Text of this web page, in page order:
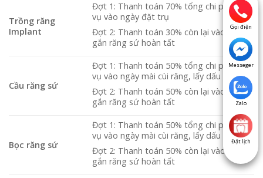
Trồng răng
Implant
Đợt 1: Thanh toán 70% tổng chi phí dịch
vụ vào ngày đặt trụ
Đợt 2: Thanh toán 30% còn lại vào ngày
gắn răng sứ hoàn tất
Cầu răng sứ
Đợt 1: Thanh toán 50% tổng chi phí dịch
vụ vào ngày mài cùi răng, lấy dấu
Đợt 2: Thanh toán 50% còn lại vào ngày
gắn răng sứ hoàn tất
Bọc răng sứ
Đợt 1: Thanh toán 50% tổng chi phí dịch
vụ vào ngày mài cùi răng, lấy dấu
Đợt 2: Thanh toán 50% còn lại vào ngày
gắn răng sứ hoàn tất
Gọi điện
Messeger
Zalo
Đặt lịch